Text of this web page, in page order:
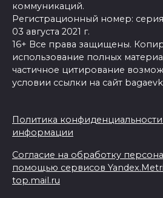
коммуникаций.
Регистрационный номер:
03 августа 2021 г.
16+ Все права защищены.
использование полных
частичное цитирование
условии ссылки на сайт
Политика
информации
Согласие на обработку
помощью сервисов
top.mail.ru